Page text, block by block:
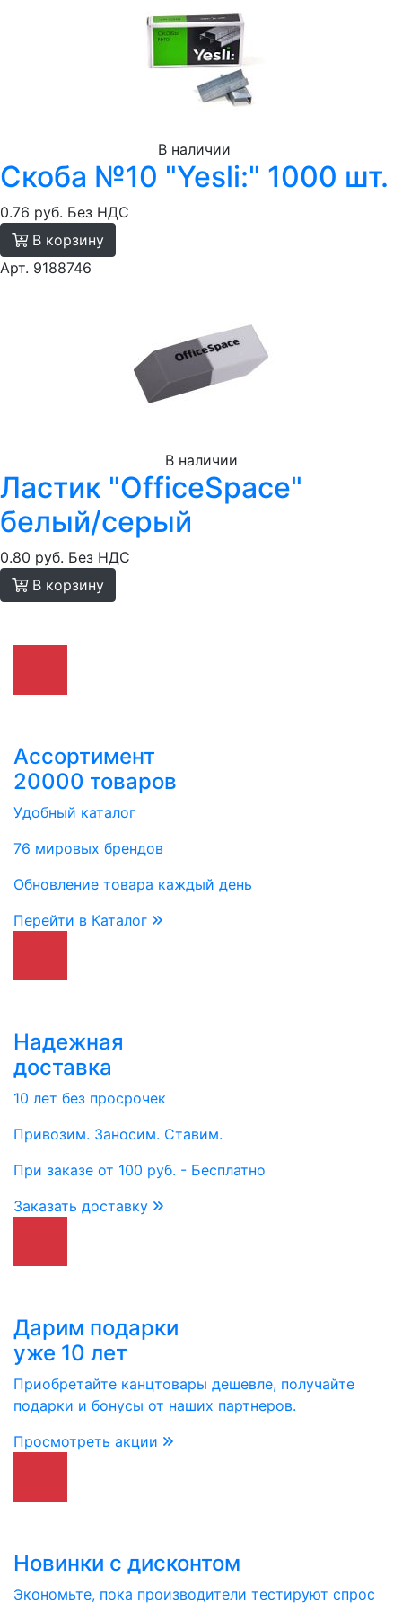
В наличии
Скоба №10 "Yesli:" 1000 шт.
0.76 руб. Без НДС
В корзину
Арт. 9188746
В наличии
Ластик "OfficeSpace"
белый/серый
0.80 руб. Без НДС
В корзину
Ассортимент
20000 товаров
Удобный каталог
76 мировых брендов
Обновление товара каждый день
Перейти в Каталог
Надежная
доставка
10 лет без просрочек
Привозим. Заносим. Ставим.
При заказе от 100 руб. - Бесплатно
Заказать доставку
Дарим подарки
уже 10 лет
Приобретайте канцтовары дешевле, получайте
подарки и бонусы от наших партнеров.
Просмотреть акции
Новинки с дисконтом
Экономьте, пока производители тестируют спрос